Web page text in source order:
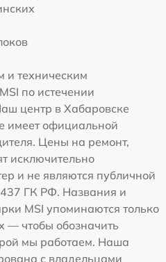
и техническим
по истечении
центр в Хабаровске
имеет официальной
Цены на ремонт,
исключительно
и не являются публичной
437 ГК РФ. Названия и
MSI упоминаются только
— чтобы обозначить
мы работаем. Наша
с владельцами